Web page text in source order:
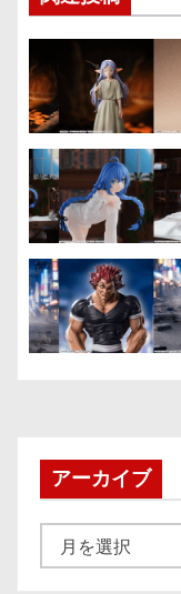
シ
ョ
ン
アーカイブ
ー